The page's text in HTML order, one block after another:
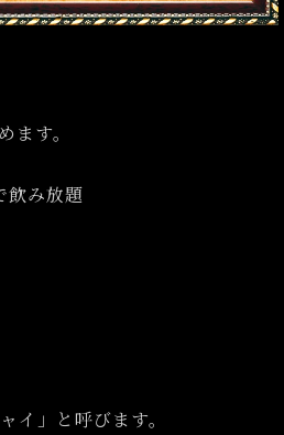
す。
飲み放題
イ」と呼びます。